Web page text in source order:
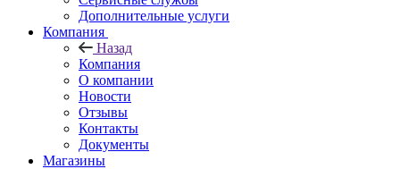
Дополнительные услуги
Компания
Назад
Компания
О компании
Новости
Отзывы
Контакты
Документы
Магазины